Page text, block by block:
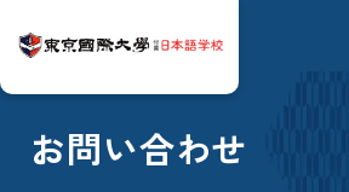
お問い合わせ